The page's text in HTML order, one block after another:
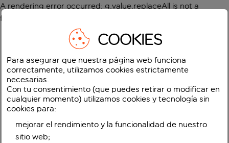
A rendering error occurred: g.value.replaceAll is not a
function
COOKIES
Para asegurar que nuestra página web funciona
correctamente, utilizamos cookies estrictamente
necesarias.
Con tu consentimiento (que puedes retirar o modificar en
cualquier momento) utilizamos cookies y tecnología sin
cookies para:
mejorar el rendimiento y la funcionalidad de nuestro
sitio web;